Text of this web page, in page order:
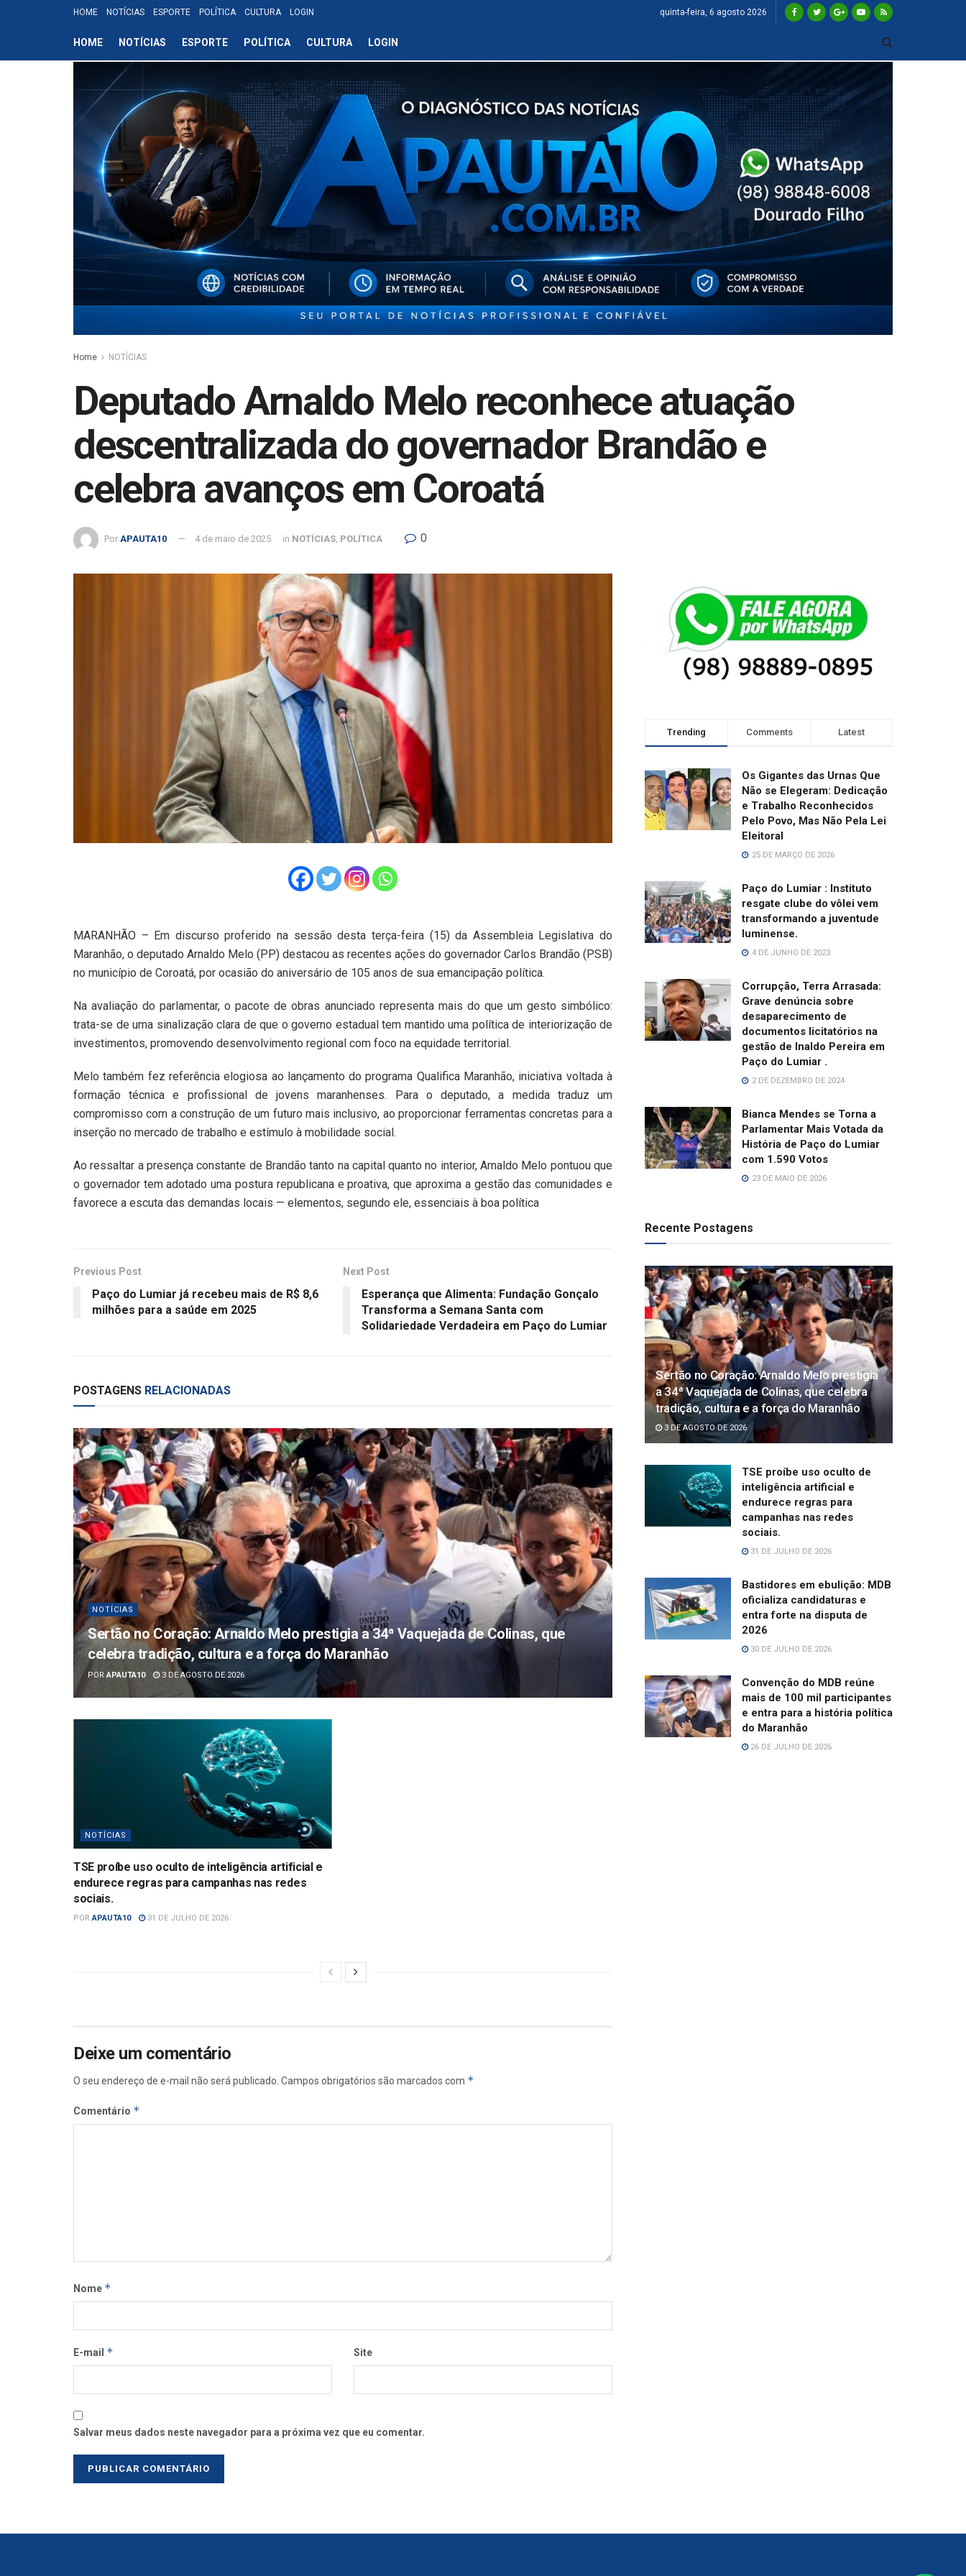
HOME NOTÍCIAS ESPORTE POLÍTICA CULTURA LOGIN quinta-feira, 6 agosto 2026
HOME NOTÍCIAS ESPORTE POLÍTICA CULTURA LOGIN
Home NOTÍCIAS
Deputado Arnaldo Melo reconhece atuação
descentralizada do governador Brandão e
celebra avanços em Coroatá
Por APAUTA10 4 de maio de 2025 in NOTÍCIAS, POLÍTICA 0
MARANHÃO – Em discurso proferido na sessão desta terça-feira (15) da Assembleia Legislativa do
Maranhão, o deputado Arnaldo Melo (PP) destacou as recentes ações do governador Carlos Brandão (PSB)
no município de Coroatá, por ocasião do aniversário de 105 anos de sua emancipação política.
Na avaliação do parlamentar, o pacote de obras anunciado representa mais do que um gesto simbólico:
trata-se de uma sinalização clara de que o governo estadual tem mantido uma política de interiorização de
investimentos, promovendo desenvolvimento regional com foco na equidade territorial.
Melo também fez referência elogiosa ao lançamento do programa Qualifica Maranhão, iniciativa voltada à
formação técnica e profissional de jovens maranhenses. Para o deputado, a medida traduz um
compromisso com a construção de um futuro mais inclusivo, ao proporcionar ferramentas concretas para a
inserção no mercado de trabalho e estímulo à mobilidade social.
Ao ressaltar a presença constante de Brandão tanto na capital quanto no interior, Arnaldo Melo pontuou que
o governador tem adotado uma postura republicana e proativa, que aproxima a gestão das comunidades e
favorece a escuta das demandas locais — elementos, segundo ele, essenciais à boa política
Previous Post
Paço do Lumiar já recebeu mais de R$ 8,6
milhões para a saúde em 2025
Next Post
Esperança que Alimenta: Fundação Gonçalo
Transforma a Semana Santa com
Solidariedade Verdadeira em Paço do Lumiar
POSTAGENS RELACIONADAS
NOTÍCIAS
Sertão no Coração: Arnaldo Melo prestigia a 34ª Vaquejada de Colinas, que
celebra tradição, cultura e a força do Maranhão
POR APAUTA10 3 DE AGOSTO DE 2026
NOTÍCIAS
TSE proíbe uso oculto de inteligência artificial e
endurece regras para campanhas nas redes
sociais.
POR APAUTA10 31 DE JULHO DE 2026
Deixe um comentário
O seu endereço de e-mail não será publicado. Campos obrigatórios são marcados com *
Comentário *
Nome *
E-mail * Site
Salvar meus dados neste navegador para a próxima vez que eu comentar.
Trending Comments Latest
Os Gigantes das Urnas Que
Não se Elegeram: Dedicação
e Trabalho Reconhecidos
Pelo Povo, Mas Não Pela Lei
Eleitoral
25 DE MARÇO DE 2026
Paço do Lumiar : Instituto
resgate clube do vôlei vem
transformando a juventude
luminense.
4 DE JUNHO DE 2023
Corrupção, Terra Arrasada:
Grave denúncia sobre
desaparecimento de
documentos licitatórios na
gestão de Inaldo Pereira em
Paço do Lumiar .
2 DE DEZEMBRO DE 2024
Bianca Mendes se Torna a
Parlamentar Mais Votada da
História de Paço do Lumiar
com 1.590 Votos
23 DE MAIO DE 2026
Recente Postagens
Sertão no Coração: Arnaldo Melo prestigia
a 34ª Vaquejada de Colinas, que celebra
tradição, cultura e a força do Maranhão
3 DE AGOSTO DE 2026
TSE proíbe uso oculto de
inteligência artificial e
endurece regras para
campanhas nas redes
sociais.
31 DE JULHO DE 2026
Bastidores em ebulição: MDB
oficializa candidaturas e
entra forte na disputa de
2026
30 DE JULHO DE 2026
Convenção do MDB reúne
mais de 100 mil participantes
e entra para a história política
do Maranhão
26 DE JULHO DE 2026